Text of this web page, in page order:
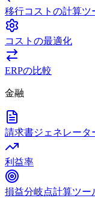
移行コストの計算ツ
コストの最適化
ERPの比較
金融
請求書ジェネレータ
利益率
損益分岐点計算ツー